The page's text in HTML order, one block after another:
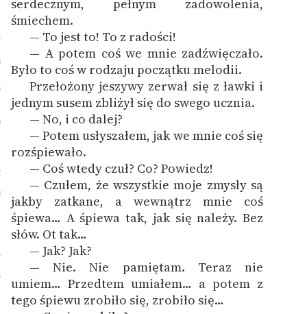
serdecznym, pełnym zadowolenia,
śmiechem.
— To jest to! To z radości!
— A potem coś we mnie zadźwięczało.
Było to coś w rodzaju początku melodii.
Przełożony jeszywy zerwał się z ławki i
jednym susem zbliżył się do swego ucznia.
— No, i co dalej?
— Potem usłyszałem, jak we mnie coś się
rozśpiewało.
— Coś wtedy czuł? Co? Powiedz!
— Czułem, że wszystkie moje zmysły są
jakby zatkane, a wewnątrz mnie coś
śpiewa… A śpiewa tak, jak się należy. Bez
słów. Ot tak…
— Jak? Jak?
— Nie. Nie pamiętam. Teraz nie
umiem… Przedtem umiałem… a potem z
tego śpiewu zrobiło się, zrobiło się…